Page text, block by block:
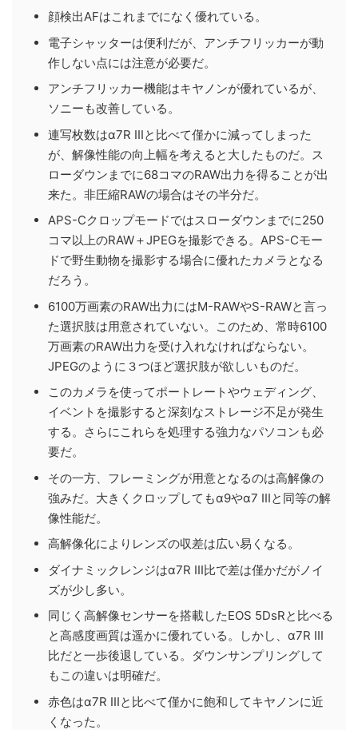
顔検出AFはこれまでになく優れている。
電子シャッターは便利だが、アンチフリッカーが動
作しない点には注意が必要だ。
アンチフリッカー機能はキヤノンが優れているが、
ソニーも改善している。
連写枚数はα7R IIIと比べて僅かに減ってしまった
が、解像性能の向上幅を考えると大したものだ。ス
ローダウンまでに68コマのRAW出力を得ることが出
来た。非圧縮RAWの場合はその半分だ。
APS-Cクロップモードではスローダウンまでに250
コマ以上のRAW＋JPEGを撮影できる。APS-Cモー
ドで野生動物を撮影する場合に優れたカメラとなる
だろう。
6100万画素のRAW出力にはM-RAWやS-RAWと言っ
た選択肢は用意されていない。このため、常時6100
万画素のRAW出力を受け入れなければならない。
JPEGのように３つほど選択肢が欲しいものだ。
このカメラを使ってポートレートやウェディング、
イベントを撮影すると深刻なストレージ不足が発生
する。さらにこれらを処理する強力なパソコンも必
要だ。
その一方、フレーミングが用意となるのは高解像の
強みだ。大きくクロップしてもα9やα7 IIIと同等の解
像性能だ。
高解像化によりレンズの収差は広い易くなる。
ダイナミックレンジはα7R III比で差は僅かだがノイ
ズが少し多い。
同じく高解像センサーを搭載したEOS 5DsRと比べる
と高感度画質は遥かに優れている。しかし、α7R III
比だと一歩後退している。ダウンサンプリングして
もこの違いは明確だ。
赤色はα7R IIIと比べて僅かに飽和してキヤノンに近
くなった。